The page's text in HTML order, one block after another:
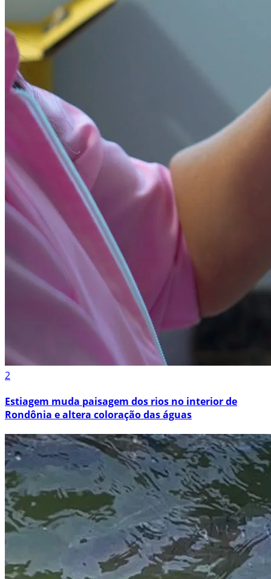
2
Estiagem muda paisagem dos rios no interior de
Rondônia e altera coloração das águas